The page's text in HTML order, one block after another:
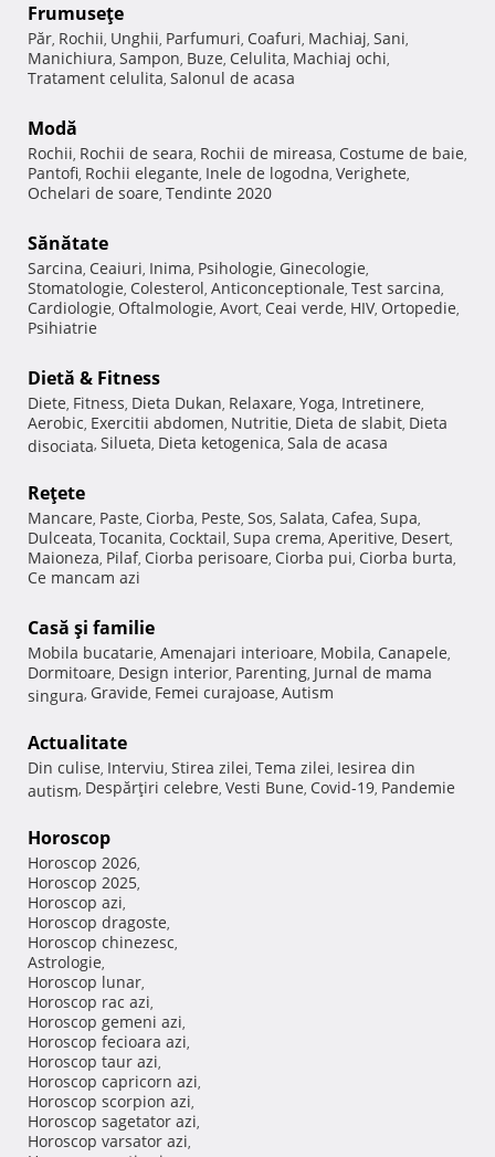
Frumuseţe
Păr, Rochii, Unghii, Parfumuri, Coafuri, Machiaj, Sani,
Manichiura, Sampon, Buze, Celulita, Machiaj ochi,
Tratament celulita, Salonul de acasa
Modă
Rochii, Rochii de seara, Rochii de mireasa, Costume de baie,
Pantofi, Rochii elegante, Inele de logodna, Verighete,
Ochelari de soare, Tendinte 2020
Sănătate
Sarcina, Ceaiuri, Inima, Psihologie, Ginecologie,
Stomatologie, Colesterol, Anticonceptionale, Test sarcina,
Cardiologie, Oftalmologie, Avort, Ceai verde, HIV, Ortopedie,
Psihiatrie
Dietă & Fitness
Diete, Fitness, Dieta Dukan, Relaxare, Yoga, Intretinere,
Aerobic, Exercitii abdomen, Nutritie, Dieta de slabit, Dieta
disociata, Silueta, Dieta ketogenica, Sala de acasa
Reţete
Mancare, Paste, Ciorba, Peste, Sos, Salata, Cafea, Supa,
Dulceata, Tocanita, Cocktail, Supa crema, Aperitive, Desert,
Maioneza, Pilaf, Ciorba perisoare, Ciorba pui, Ciorba burta,
Ce mancam azi
Casă şi familie
Mobila bucatarie, Amenajari interioare, Mobila, Canapele,
Dormitoare, Design interior, Parenting, Jurnal de mama
singura, Gravide, Femei curajoase, Autism
Actualitate
Din culise, Interviu, Stirea zilei, Tema zilei, Iesirea din
autism, Despărţiri celebre, Vesti Bune, Covid-19, Pandemie
Horoscop
Horoscop 2026,
Horoscop 2025,
Horoscop azi,
Horoscop dragoste,
Horoscop chinezesc,
Astrologie,
Horoscop lunar,
Horoscop rac azi,
Horoscop gemeni azi,
Horoscop fecioara azi,
Horoscop taur azi,
Horoscop capricorn azi,
Horoscop scorpion azi,
Horoscop sagetator azi,
Horoscop varsator azi,